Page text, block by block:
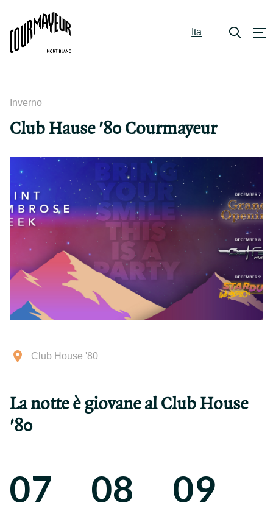
Ita
Inverno
Club Hause '80 Courmayeur
Club House '80
La notte è giovane al Club House
'80
07 08 09